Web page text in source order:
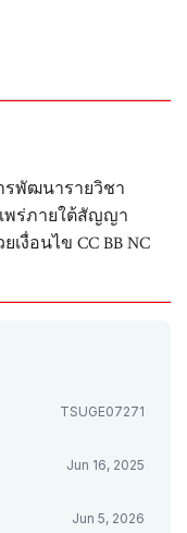
รพัฒนารายวิชา
พร่ภายใต้สัญญา
งื่อนไข CC BB NC
TSUGE07271
Jun 16, 2025
Jun 5, 2026